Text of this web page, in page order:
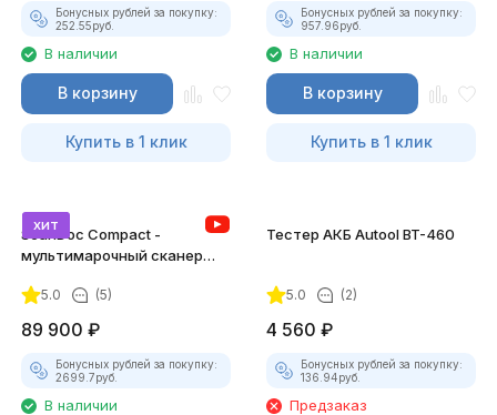
Бонусных рублей за покупку:
252.55руб.
В наличии
В корзину
Купить в 1 клик
Бонусных рублей за покупку:
957.96руб.
В наличии
В корзину
Купить в 1 клик
хит
ScanDoc Compact -
мультимарочный сканер
5.0 (5)
89 900 ₽
Бонусных рублей за покупку:
2699.7руб.
В наличии
Тестер АКБ Autool BT-460
5.0 (2)
4 560 ₽
Бонусных рублей за покупку:
136.94руб.
Предзаказ